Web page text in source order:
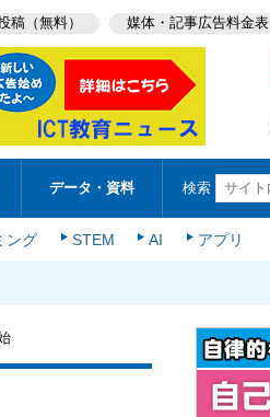
稿（無料） 媒体・記事広告料金表
データ・資料 検索
ング STEM AI アプリ